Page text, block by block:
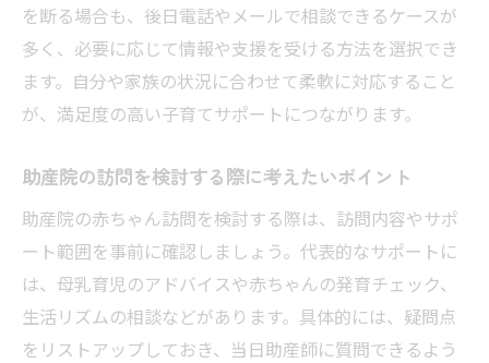
を断る場合も、後日電話やメールで相談できるケースが
多く、必要に応じて情報や支援を受ける方法を選択でき
ます。自分や家族の状況に合わせて柔軟に対応すること
が、満足度の高い子育てサポートにつながります。
助産院の訪問を検討する際に考えたいポイント
助産院の赤ちゃん訪問を検討する際は、訪問内容やサポ
ート範囲を事前に確認しましょう。代表的なサポートに
は、母乳育児のアドバイスや赤ちゃんの発育チェック、
生活リズムの相談などがあります。具体的には、疑問点
をリストアップしておき、当日助産師に質問できるよう